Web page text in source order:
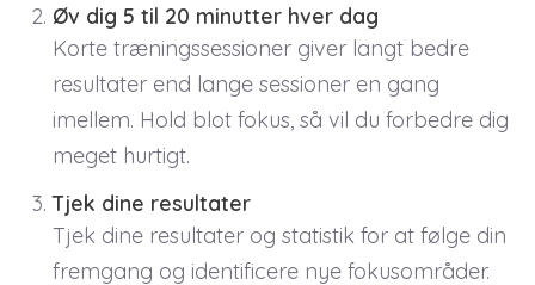
Øv dig 5 til 20 minutter hver dag
Korte træningssessioner giver langt bedre
resultater end lange sessioner en gang
imellem. Hold blot fokus, så vil du forbedre dig
meget hurtigt.
Tjek dine resultater
Tjek dine resultater og statistik for at følge din
fremgang og identificere nye fokusområder.